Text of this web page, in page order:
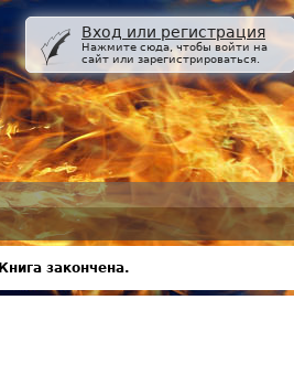
Вход или регистрация
Нажмите сюда, чтобы войти на
сайт или зарегистрироваться.
Книга закончена.